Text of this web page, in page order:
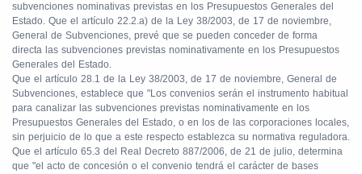
subvenciones nominativas previstas en los Presupuestos Generales del
Estado. Que el artículo 22.2.a) de la Ley 38/2003, de 17 de noviembre,
General de Subvenciones, prevé que se pueden conceder de forma
directa las subvenciones previstas nominativamente en los Presupuestos
Generales del Estado.
Que el artículo 28.1 de la Ley 38/2003, de 17 de noviembre, General de
Subvenciones, establece que "Los convenios serán el instrumento habitual
para canalizar las subvenciones previstas nominativamente en los
Presupuestos Generales del Estado, o en los de las corporaciones locales,
sin perjuicio de lo que a este respecto establezca su normativa reguladora.
Que el artículo 65.3 del Real Decreto 887/2006, de 21 de julio, determina
que "el acto de concesión o el convenio tendrá el carácter de bases